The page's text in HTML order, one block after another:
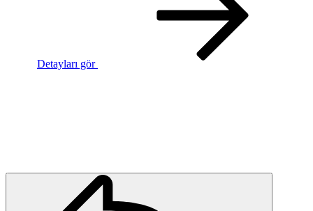
Detayları gör